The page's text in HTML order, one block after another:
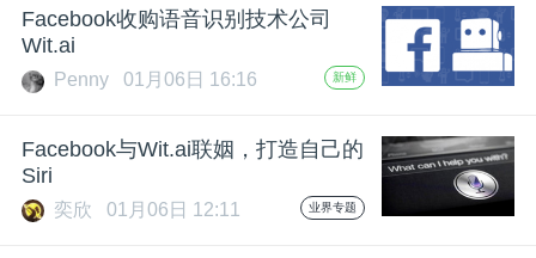
中
心
GAIR
Facebook收购语音识别技术公司
Wit.ai
Penny 01月06日 16:16 新鲜
Facebook与Wit.ai联姻，打造自己的
Siri
奕欣 01月06日 12:11 业界专题